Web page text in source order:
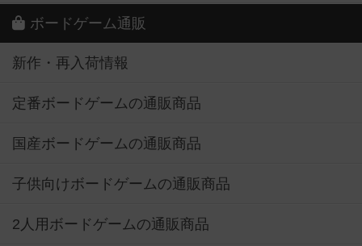
ボードゲーム通販
新作・再入荷情報
定番ボードゲームの通販商品
国産ボードゲームの通販商品
子供向けボードゲームの通販商品
2人用ボードゲームの通販商品